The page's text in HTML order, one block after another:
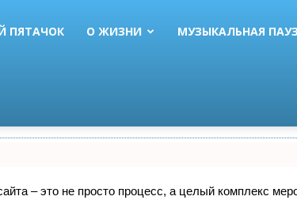
ПЯТАЧОК О ЖИЗНИ МУЗЫКАЛЬНАЯ
– это не просто процесс, а целый комплекс